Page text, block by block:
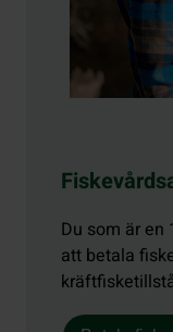
Du som är
att betala